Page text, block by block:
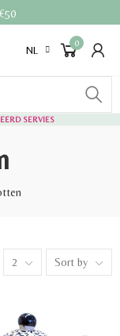
NL
0
SERVIES
2 Sort by